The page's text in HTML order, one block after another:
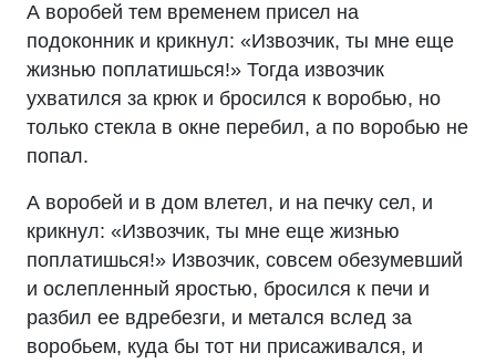
А воробей тем временем присел на
подоконник и крикнул: «Извозчик, ты мне еще
жизнью поплатишься!» Тогда извозчик
ухватился за крюк и бросился к воробью, но
только стекла в окне перебил, а по воробью не
попал.
А воробей и в дом влетел, и на печку сел, и
крикнул: «Извозчик, ты мне еще жизнью
поплатишься!» Извозчик, совсем обезумевший
и ослепленный яростью, бросился к печи и
разбил ее вдребезги, и метался вслед за
воробьем, куда бы тот ни присаживался, и